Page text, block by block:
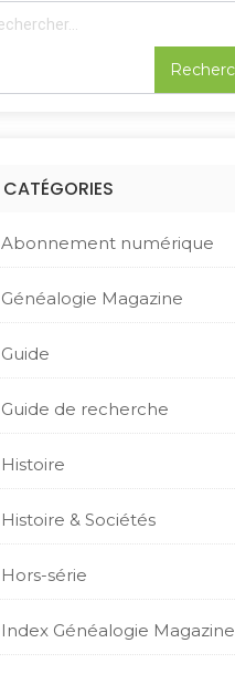
CATÉGORIES
Abonnement numérique
Généalogie Magazine
Guide
Guide de recherche
Histoire
Histoire & Sociétés
Hors-série
Index Généalogie Magazine